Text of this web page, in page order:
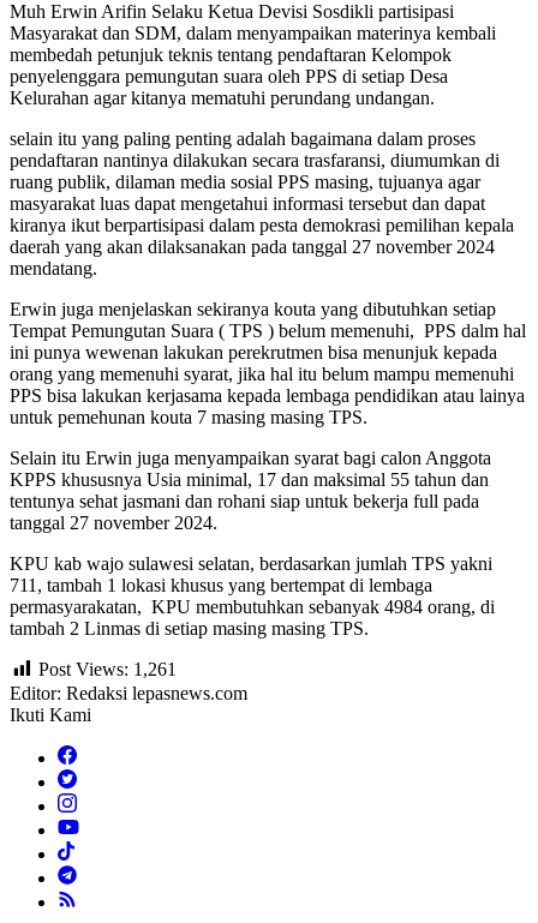
Muh Erwin Arifin Selaku Ketua Devisi Sosdikli partisipasi
Masyarakat dan SDM, dalam menyampaikan materinya kembali
membedah petunjuk teknis tentang pendaftaran Kelompok
penyelenggara pemungutan suara oleh PPS di setiap Desa
Kelurahan agar kitanya mematuhi perundang undangan.
selain itu yang paling penting adalah bagaimana dalam proses
pendaftaran nantinya dilakukan secara trasfaransi, diumumkan di
ruang publik, dilaman media sosial PPS masing, tujuanya agar
masyarakat luas dapat mengetahui informasi tersebut dan dapat
kiranya ikut berpartisipasi dalam pesta demokrasi pemilihan kepala
daerah yang akan dilaksanakan pada tanggal 27 november 2024
mendatang.
Erwin juga menjelaskan sekiranya kouta yang dibutuhkan setiap
Tempat Pemungutan Suara ( TPS ) belum memenuhi, PPS dalm hal
ini punya wewenan lakukan perekrutmen bisa menunjuk kepada
orang yang memenuhi syarat, jika hal itu belum mampu memenuhi
PPS bisa lakukan kerjasama kepada lembaga pendidikan atau lainya
untuk pemehunan kouta 7 masing masing TPS.
Selain itu Erwin juga menyampaikan syarat bagi calon Anggota
KPPS khususnya Usia minimal, 17 dan maksimal 55 tahun dan
tentunya sehat jasmani dan rohani siap untuk bekerja full pada
tanggal 27 november 2024.
KPU kab wajo sulawesi selatan, berdasarkan jumlah TPS yakni
711, tambah 1 lokasi khusus yang bertempat di lembaga
permasyarakatan, KPU membutuhkan sebanyak 4984 orang, di
tambah 2 Linmas di setiap masing masing TPS.
Post Views: 1,261
Editor: Redaksi lepasnews.com
Ikuti Kami